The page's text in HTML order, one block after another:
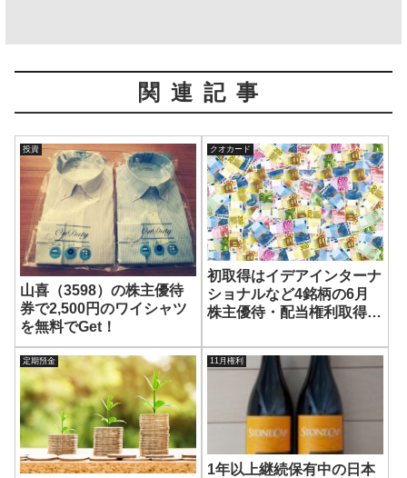
関連記事
投資
山喜（3598）の株主優待
券で2,500円のワイシャツ
を無料でGet！
クオカード
初取得はイデアインターナ
ショナルなど4銘柄の6月
株主優待・配当権利取得銘
定期預金 11月権利
1年以上継続保有中の日本